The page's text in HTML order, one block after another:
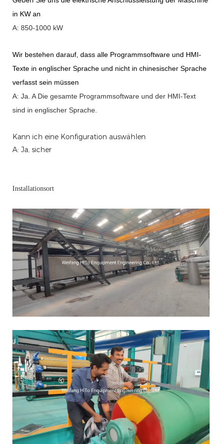
in KW an
A: 850-1000 kW
Wir bestehen darauf, dass alle Programmsoftware und HMI-
Texte in englischer Sprache und nicht in chinesischer Sprache
verfasst sein müssen
A: Ja. ADie gesamte Programmsoftware und der HMI-Text
sind in englischer Sprache.
Kann ich eine Konfiguration auswählen
A: Ja, sicher
Installationsort